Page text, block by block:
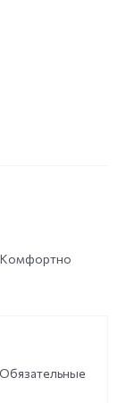
Комфортно
Обязательные